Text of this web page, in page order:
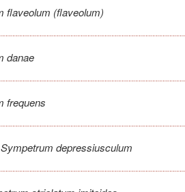
flaveolum (flaveolum)
danae
frequens
Sympetrum depressiusculum